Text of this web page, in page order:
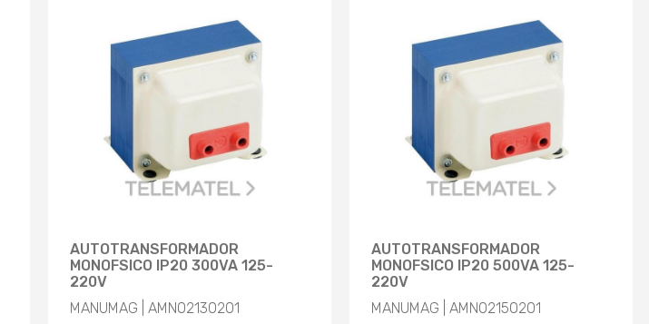
AUTOTRANSFORMADOR
MONOFSICO IP20 300VA 125-
220V
MANUMAG | AMN02130201
AUTOTRANSFORMADOR
MONOFSICO IP20 500VA 125-
220V
MANUMAG | AMN02150201